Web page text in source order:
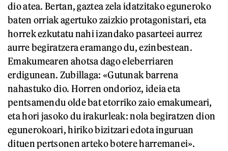
dio atea. Bertan, gaztea zela idatzitako eguneroko
baten orriak agertuko zaizkio protagonistari, eta
horrek ezkutatu nahi izandako pasarteei aurrez
aurre begiratzera eramango du, ezinbestean.
Emakumearen ahotsa dago eleberriaren
erdigunean. Zubillaga: «Gutunak barrena
nahastuko dio. Horren ondorioz, ideia eta
pentsamendu olde bat etorriko zaio emakumeari,
eta hori jasoko du irakurleak: nola begiratzen dion
egunerokoari, hiriko bizitzari edota inguruan
dituen pertsonen arteko botere harremanei».